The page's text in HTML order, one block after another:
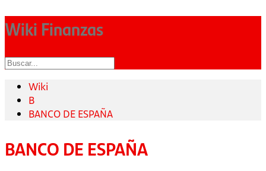
Wiki Finanzas
Wiki
B
BANCO DE ESPAÑA
BANCO DE ESPAÑA